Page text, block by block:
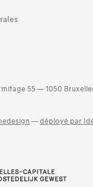
55 — 1050
— déployé par